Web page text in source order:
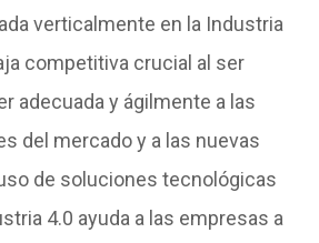
verticalmente en la Industria
competitiva crucial al ser
adecuada y ágilmente a las
del mercado y a las nuevas
de soluciones tecnológicas
4.0 ayuda a las empresas a